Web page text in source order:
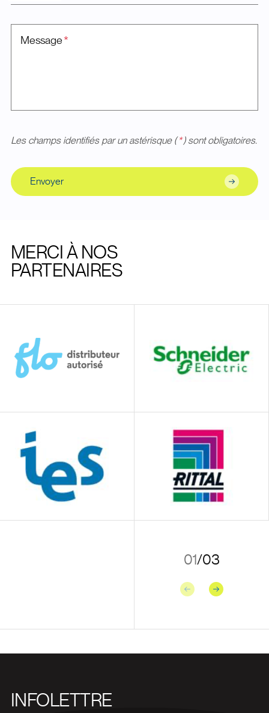
Message*
Les champs identifiés par un astérisque (*) sont obligatoires.
Envoyer
MERCI À NOS
PARTENAIRES
01/03
Précédent Suivant
INFOLETTRE